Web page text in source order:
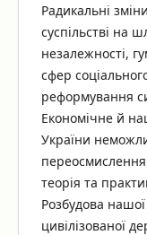
Радикальні
суспільстві на
незалежності,
сфер
реформування
Економічне й
України
переосмислення
теорія та
Розбудова
цивілізованої